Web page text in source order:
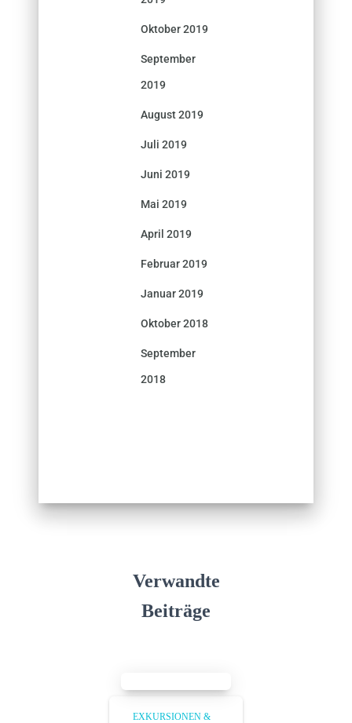
Oktober 2019
September
2019
August 2019
Juli 2019
Juni 2019
Mai 2019
April 2019
Februar 2019
Januar 2019
Oktober 2018
September
2018
Verwandte
Beiträge
EXKURSIONEN &